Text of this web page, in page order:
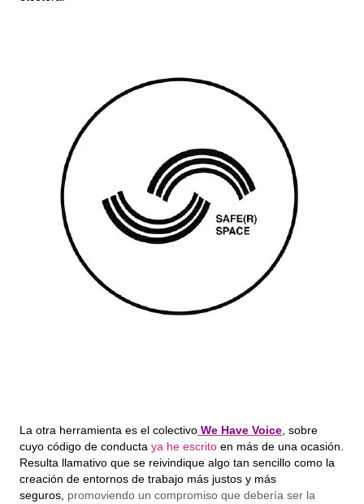
La otra herramienta es el colectivo We Have Voice , sobre
cuyo código de conducta ya he escrito en más de una ocasión.
Resulta llamativo que se reivindique algo tan sencillo como la
creación de entornos de trabajo más justos y más
seguros, promoviendo un compromiso que debería ser la